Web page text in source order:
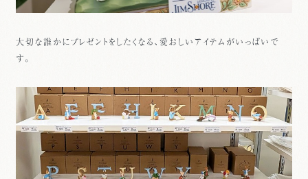
大切な誰かにプレゼントをしたくなる、愛おしいアイテムがいっぱいで
す。